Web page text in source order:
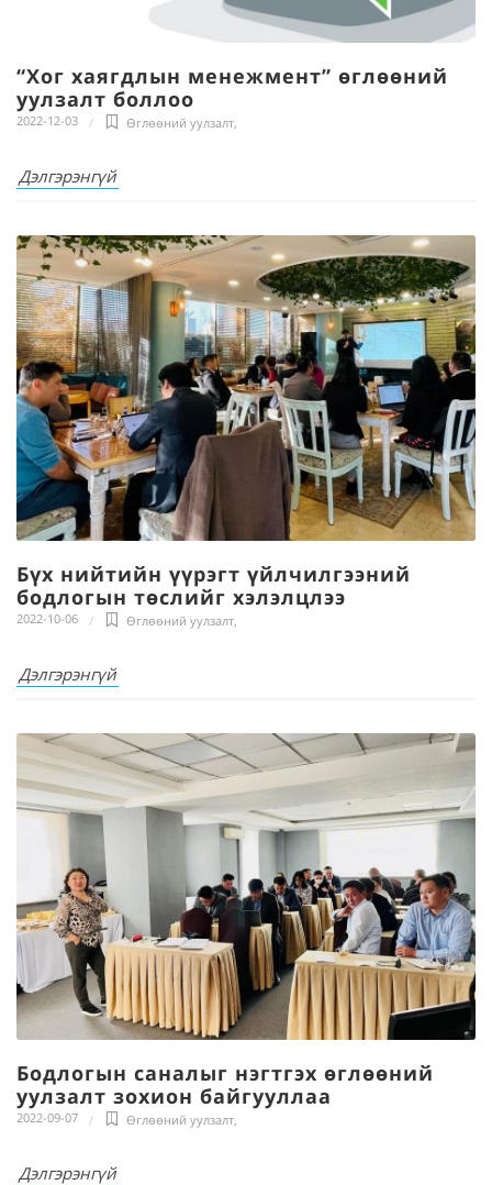
“Хог хаягдлын менежмент” өглөөний
уулзалт боллоо
2022-12-03 Өглөөний уулзалт,
Дэлгэрэнгүй
Бүх нийтийн үүрэгт үйлчилгээний
бодлогын төслийг хэлэлцлээ
2022-10-06 Өглөөний уулзалт,
Дэлгэрэнгүй
Бодлогын саналыг нэгтгэх өглөөний
уулзалт зохион байгууллаа
2022-09-07 Өглөөний уулзалт,
Дэлгэрэнгүй